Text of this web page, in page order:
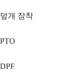
덮개 장착
PTO
DPF